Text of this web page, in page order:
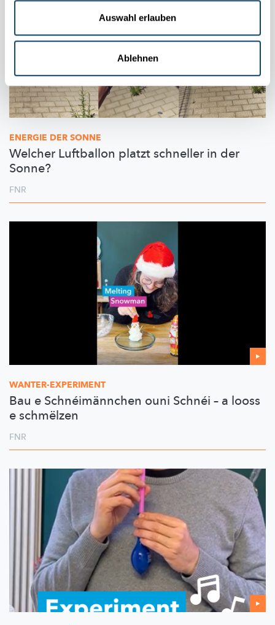
Auswahl erlauben
Ablehnen
ENERGIE DER SONNE
Welcher Luftballon platzt schneller in der
Sonne?
FNR
WANTER-EXPERIMENT
Bau e Schnéimännchen ouni Schnéi – a looss
e schmëlzen
FNR